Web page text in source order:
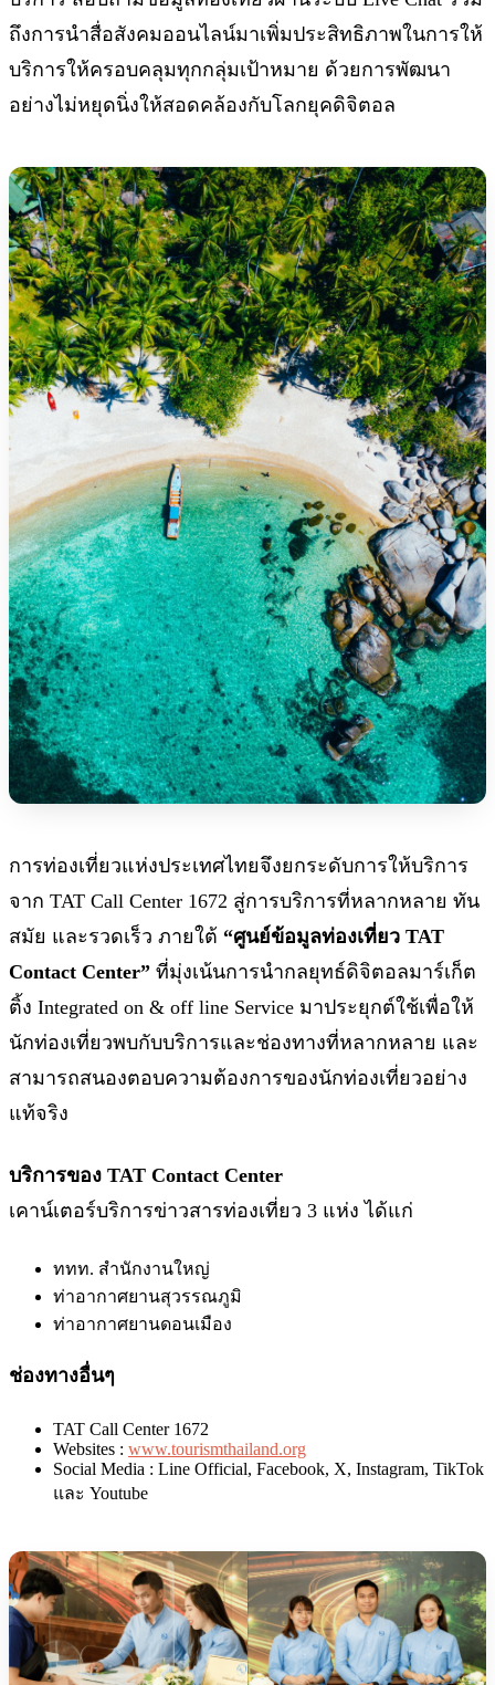
ถึงการนำสื่อสังคมออนไลน์มาเพิ่มประสิทธิภาพในการให้
บริการให้ครอบคลุมทุกกลุ่มเป้าหมาย ด้วยการพัฒนา
อย่างไม่หยุดนิ่งให้สอดคล้องกับโลกยุคดิจิตอล
การท่องเที่ยวแห่งประเทศไทยจึงยกระดับการให้บริการ
จาก TAT Call Center 1672 สู่การบริการที่หลากหลาย ทัน
สมัย และรวดเร็ว ภายใต้ “ศูนย์ข้อมูลท่องเที่ยว TAT
Contact Center” ที่มุ่งเน้นการนำกลยุทธ์ดิจิตอลมาร์เก็ต
ติ้ง Integrated on & off line Service มาประยุกต์ใช้เพื่อให้
นักท่องเที่ยวพบกับบริการและช่องทางที่หลากหลาย และ
สามารถสนองตอบความต้องการของนักท่องเที่ยวอย่าง
แท้จริง
บริการของ TAT Contact Center
เคาน์เตอร์บริการข่าวสารท่องเที่ยว 3 แห่ง ได้แก่
ททท. สำนักงานใหญ่
ท่าอากาศยานสุวรรณภูมิ
ท่าอากาศยานดอนเมือง
ช่องทางอื่นๆ
TAT Call Center 1672
Websites : www.tourismthailand.org
Social Media : Line Official, Facebook, X, Instagram, TikTok
และ Youtube